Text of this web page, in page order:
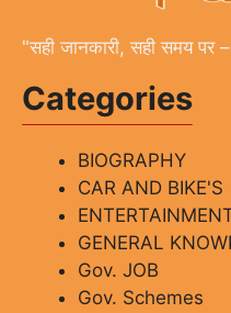
"सही जानकारी, सही समय
Categories
BIOGRAPHY
CAR AND BIKE'S
GENERAL
Gov. JOB
Gov. Schemes